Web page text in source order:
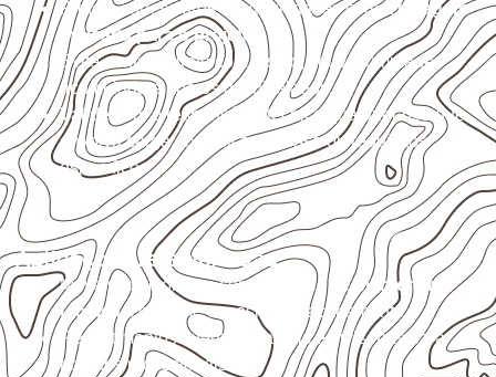
Proteja cortes, furos e extremidades com aselagem
indicada para o projeto
Evite contato direto com o solo, chuva, umidade
acumulada e apoios desnivelados.
Valide com o responsável técnico qualquer uso que
envolva carga, exposição intensa ou requisitos
específicos.
Aplicações relacionadas
Móveis, divisórias e componentes de marcenaria
técnica, conforme exposição e acabamento.
Revestimentos internos, painéis e divisórias para
projetos profissionais.